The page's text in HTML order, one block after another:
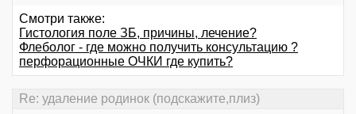
Смотри также:
Гистология поле ЗБ, причины, лечение?
Флеболог - где можно получить консультацию ?
перфорационные ОЧКИ где купить?
Re: удаление родинок (подскажите,плиз)